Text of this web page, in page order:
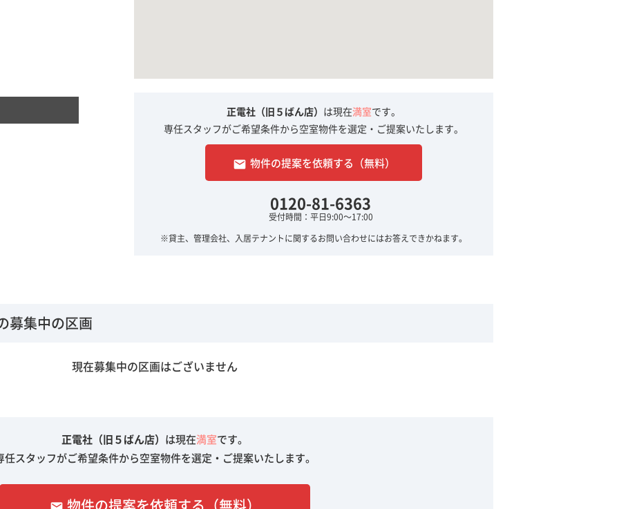
正電社（旧５ばん店） は現在満室です。
専任スタッフがご希望条件から空室物件を選定・ご提案いたします。
email 物件の提案を依頼する（無料）
0120-81-6363
受付時間：平日9:00～17:00
※貸主、管理会社、入居テナントに関するお問い合わせにはお答えできかねます。
募集中の区画
現在募集中の区画はございません
正電社（旧５ばん店） は現在満室です。
任スタッフがご希望条件から空室物件を選定・ご提案いたします。
物件の提案を依頼する（無料）